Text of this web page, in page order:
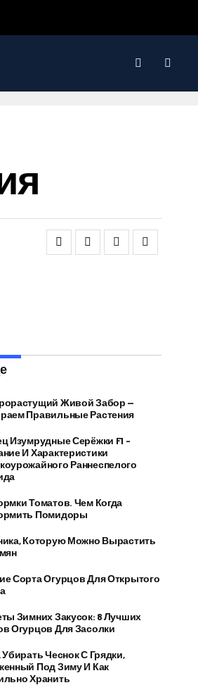
Живой Забор —
Правильные Растения
Изумрудные Серёжки F1 –
И Характеристики
Раннеспелого
Томатов. Чем Когда
Помидоры
Которую Можно Вырастить
Сорта Огурцов Для Открытого
Зимних Закусок: 8 Лучших
Огурцов Для Засолки
Убирать Чеснок С Грядки,
Под Зиму И Как
Хранить